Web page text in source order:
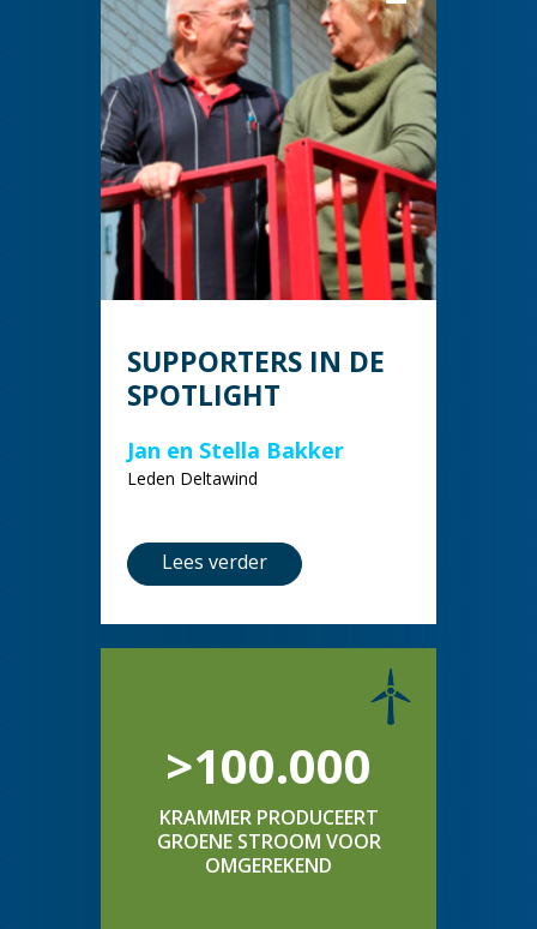
SUPPORTERS IN DE
SPOTLIGHT
Jan en Stella Bakker
Leden Deltawind
Lees verder
>100.000
KRAMMER PRODUCEERT
GROENE STROOM VOOR
OMGEREKEND